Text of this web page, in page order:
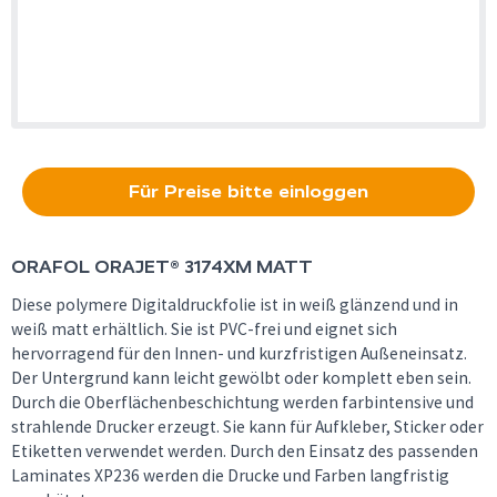
Für Preise bitte einloggen
ORAFOL ORAJET® 3174XM MATT
Diese polymere Digitaldruckfolie ist in weiß glänzend und in
weiß matt erhältlich. Sie ist PVC-frei und eignet sich
hervorragend für den Innen- und kurzfristigen Außeneinsatz.
Der Untergrund kann leicht gewölbt oder komplett eben sein.
Durch die Oberflächenbeschichtung werden farbintensive und
strahlende Drucker erzeugt. Sie kann für Aufkleber, Sticker oder
Etiketten verwendet werden. Durch den Einsatz des passenden
Laminates XP236 werden die Drucke und Farben langfristig